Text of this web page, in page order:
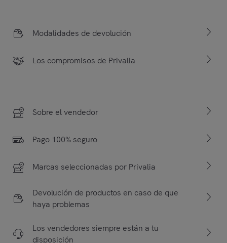
Modalidades de devolución
Los compromisos de Privalia
Sobre el vendedor
Pago 100% seguro
Marcas seleccionadas por Privalia
Devolución de productos en caso de que
haya problemas
Los vendedores siempre están a tu
disposición